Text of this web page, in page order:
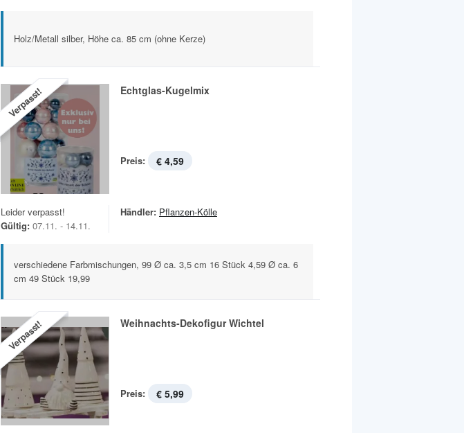
Holz/Metall silber, Höhe ca. 85 cm (ohne Kerze)
Verpasst! Echtglas-Kugelmix
Preis: € 4,59
Leider verpasst!
Gültig: 07.11. - 14.11.
Händler: Pflanzen-Kölle
verschiedene Farbmischungen, 99 Ø ca. 3,5 cm 16 Stück 4,59 Ø ca. 6
cm 49 Stück 19,99
Verpasst! Weihnachts-Dekofigur Wichtel
Preis: € 5,99